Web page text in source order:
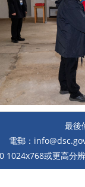
最後
郵：
1024x768或更